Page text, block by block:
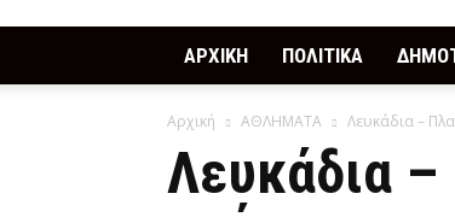
ΑΡΧΙΚΗ ΠΟΛΙΤΙΚΑ
Αρχική ΑΘΛΗΜΑΤΑ Λευκάδια –
Λευκάδια –